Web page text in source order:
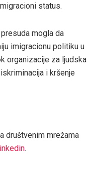
status.
mogla da
imigracionu politiku u
organizacije za ljudska
i kršenje
društvenim mrežama
.